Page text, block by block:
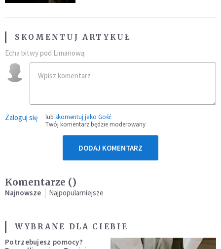
SKOMENTUJ ARTYKUŁ
Echa bitwy pod Limanową
Zaloguj się lub skomentuj jako Gość
Twój komentarz będzie moderowany
DODAJ KOMENTARZ
Komentarze ()
Najnowsze Najpopularniejsze
WYBRANE DLA CIEBIE
Potrzebujesz pomocy?